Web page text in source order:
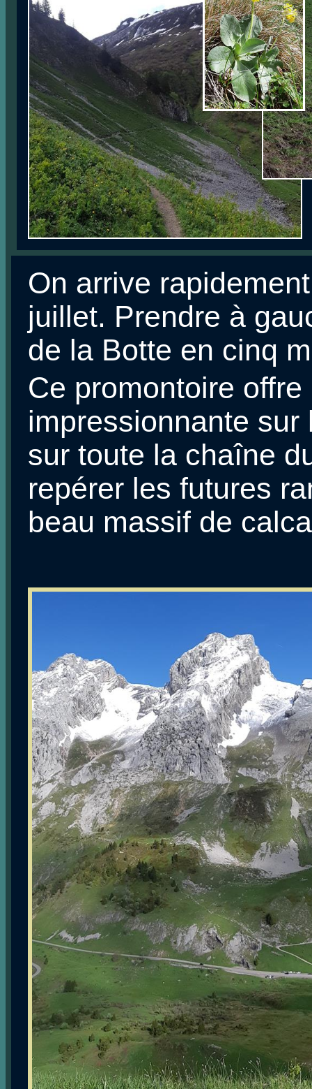
On arrive
juillet. Prendre à
de la Botte en cinq
Ce promontoire
impressionnante
sur toute la chaîne
repérer les futures
beau massif de